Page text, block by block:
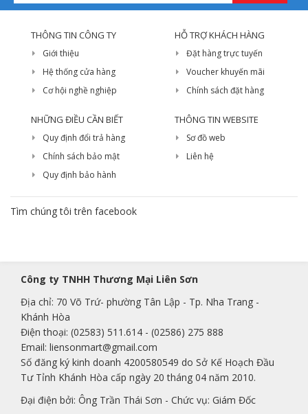
THÔNG TIN CÔNG TY
Giới thiệu
Hệ thống cửa hàng
Cơ hội nghề nghiệp
HỖ TRỢ KHÁCH HÀNG
Đặt hàng trực tuyến
Voucher khuyến mãi
Chính sách đặt hàng
NHỮNG ĐIỀU CẦN BIẾT
Quy định đổi trả hàng
Chính sách bảo mật
Quy định bảo hành
THÔNG TIN WEBSITE
Sơ đồ web
Liên hệ
Tìm chúng tôi trên facebook
Công ty TNHH Thương Mại Liên Sơn
Địa chỉ: 70 Võ Trứ- phường Tân Lập - Tp. Nha Trang -
Khánh Hòa
Điện thoại: (02583) 511.614 - (02586) 275 888
Email: liensonmart@gmail.com
Số đăng ký kinh doanh 4200580549 do Sở Kế Hoạch Đầu
Tư Tỉnh Khánh Hòa cấp ngày 20 tháng 04 năm 2010.
Đại điện bởi: Ông Trần Thái Sơn - Chức vụ: Giám Đốc